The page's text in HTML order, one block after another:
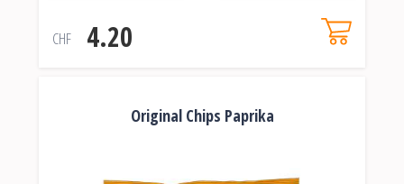
CHF 4.20
Original Chips Paprika